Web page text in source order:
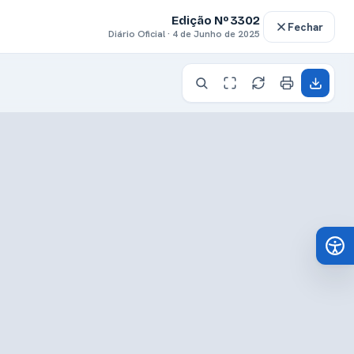
Edição Nº 3302
Diário Oficial · 4 de Junho de 2025 Fechar